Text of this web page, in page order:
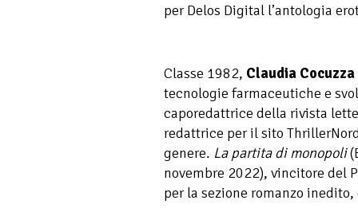
per Delos Digital l’antologia
Classe 1982, Claudia Cocuzza
tecnologie farmaceutiche e
caporedattrice della rivista
redattrice per il sito
genere. La partita di monopoli
novembre 2022), vincitore del
per la sezione romanzo inedito,